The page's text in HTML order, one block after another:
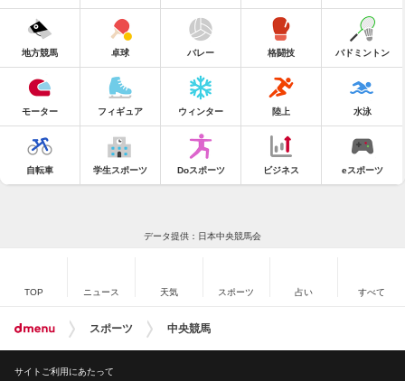
地方競馬 卓球 バレー 格闘技 バドミントン
モーター フィギュア ウィンター 陸上 水泳
自転車 学生スポーツ Doスポーツ ビジネス eスポーツ
データ提供：日本中央競馬会
TOP ニュース 天気 スポーツ 占い すべて
スポーツ 中央競馬
サイトご利用にあたって